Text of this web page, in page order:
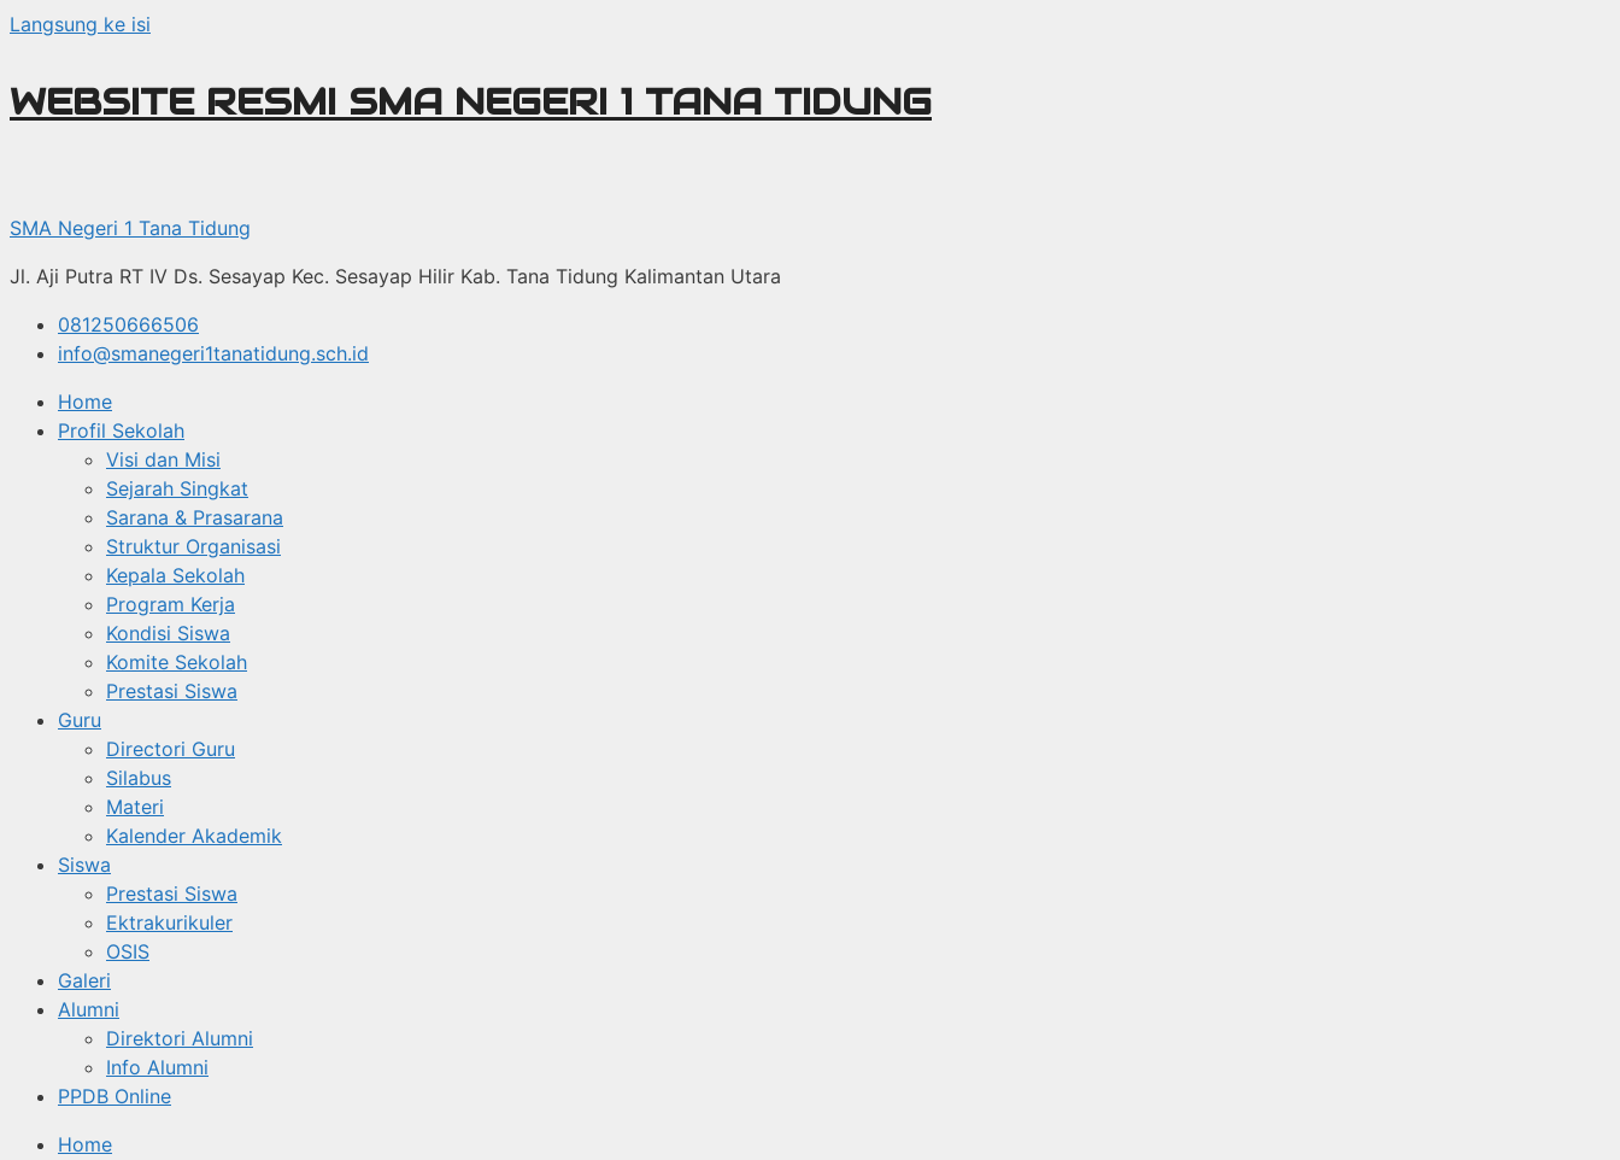
Langsung ke isi
WEBSITE RESMI SMA NEGERI 1 TANA TIDUNG
SMA Negeri 1 Tana Tidung
Jl. Aji Putra RT IV Ds. Sesayap Kec. Sesayap Hilir Kab. Tana Tidung Kalimantan Utara
081250666506
info@smanegeri1tanatidung.sch.id
Home
Profil Sekolah
Visi dan Misi
Sejarah Singkat
Sarana & Prasarana
Struktur Organisasi
Kepala Sekolah
Program Kerja
Kondisi Siswa
Komite Sekolah
Prestasi Siswa
Guru
Directori Guru
Silabus
Materi
Kalender Akademik
Siswa
Prestasi Siswa
Ektrakurikuler
OSIS
Galeri
Alumni
Direktori Alumni
Info Alumni
PPDB Online
Home